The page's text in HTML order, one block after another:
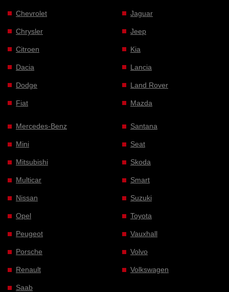
Chevrolet
Chrysler
Citroen
Dacia
Dodge
Fiat
Jaguar
Jeep
Kia
Lancia
Land Rover
Mazda
Mercedes-Benz
Mini
Mitsubishi
Multicar
Nissan
Opel
Peugeot
Porsche
Renault
Saab
Santana
Seat
Skoda
Smart
Suzuki
Toyota
Vauxhall
Volvo
Volkswagen